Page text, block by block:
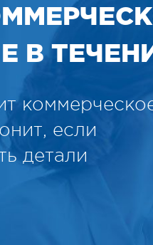
В
если
детали